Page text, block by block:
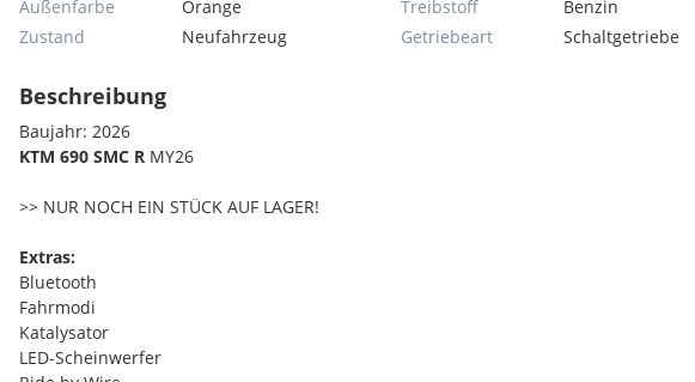
Außenfarbe
Orange
Zustand
Neufahrzeug
Treibstoff
Benzin
Getriebeart
Schaltgetriebe
Beschreibung
Baujahr: 2026
KTM 690 SMC R MY26
>> NUR NOCH EIN STÜCK AUF LAGER!
Extras:
Bluetooth
Fahrmodi
Katalysator
LED-Scheinwerfer